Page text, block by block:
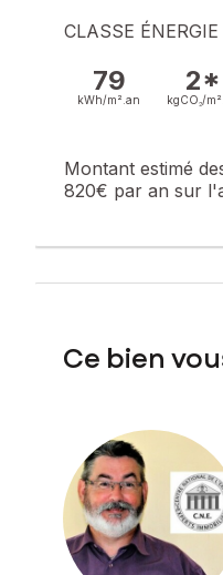
Honoraires charge
Contactez votre
391787165
CLASSE
79
kWh/m². an
2*
kgCO₂/m².
Montant estimé
820€ par an sur
Ce bien